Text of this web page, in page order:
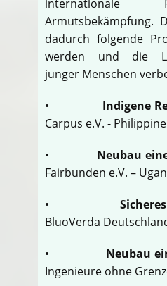
internationale
Armutsbekämpfung.
dadurch folgende
werden und die
junger Menschen
• Indigene
Carpus e.V. -
• Neubau
Fairbunden e.V. –
•
BluoVerda
• Neubau
Ingenieure ohne